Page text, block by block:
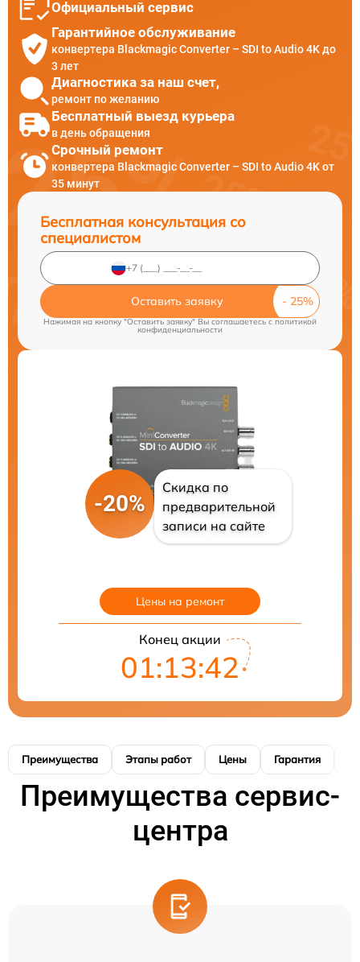
Официальный сервис
Гарантийное обслуживание
конвертера Blackmagic Converter – SDI to Audio 4K до
3 лет
Диагностика за наш счет,
ремонт по желанию
Бесплатный выезд курьера
в день обращения
Срочный ремонт
конвертера Blackmagic Converter – SDI to Audio 4K от
35 минут
Бесплатная консультация со
специалистом
Оставить заявку
Нажимая на кнопку "Оставить заявку" Вы соглашаетесь cполитикой
конфиденциальности
-20%
Скидка по
предварительной
записи на сайте
Цены на ремонт
Конец акции
01:13:41
Преимущества Этапы работ Цены Гарантия
Преимущества сервис-
центра